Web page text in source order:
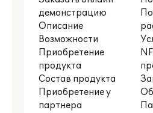
демонстрацию
Описание
Возможности
Приобретение
продукта
Состав продукта
Приобретение у
партнера